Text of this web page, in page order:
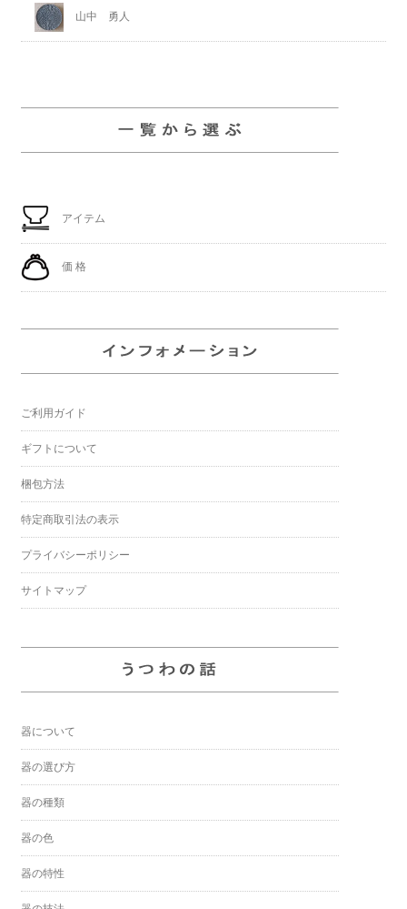
山中 勇人
アイテム
価 格
ご利用ガイド
ギフトについて
梱包方法
特定商取引法の表示
プライバシーポリシー
サイトマップ
器について
器の選び方
器の種類
器の色
器の特性